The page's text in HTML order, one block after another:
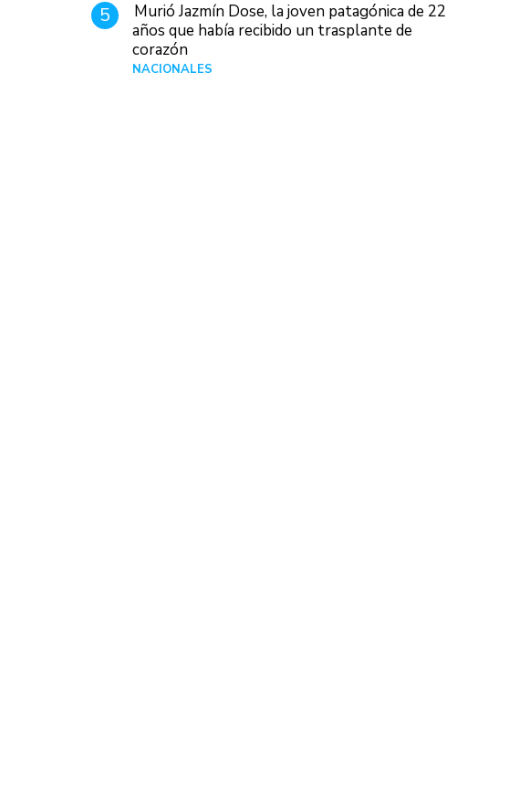
5
Murió Jazmín Dose, la joven patagónica de 22
años que había recibido un trasplante de
corazón
NACIONALES